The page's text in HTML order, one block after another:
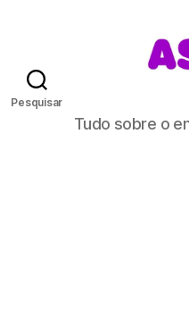
Pesquisar
A
S
Tudo sobre o